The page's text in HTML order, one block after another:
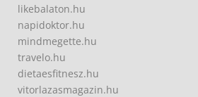
likebalaton.hu
napidoktor.hu
mindmegette.hu
travelo.hu
dietaesfitnesz.hu
vitorlazasmagazin.hu